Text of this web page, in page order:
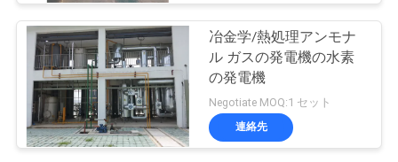
冶金学/熱処理アンモナ
ル ガスの発電機の水素
の発電機
Negotiate MOQ:1 セット
連絡先